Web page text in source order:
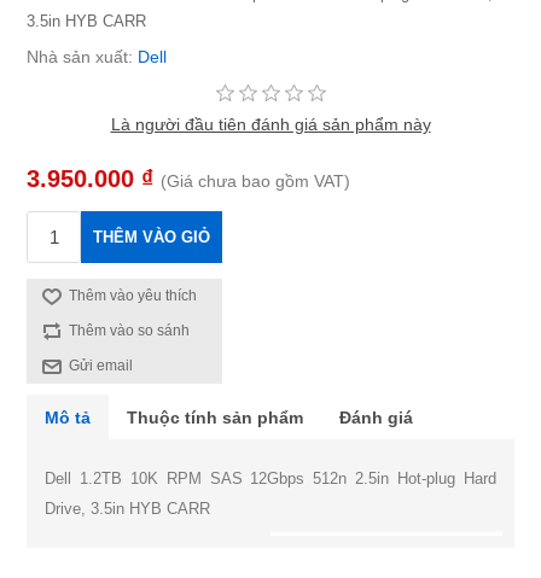
3.5in HYB CARR
Nhà sản xuất: Dell
Là người đầu tiên đánh giá sản phẩm này
3.950.000 ₫ (Giá chưa bao gồm VAT)
THÊM VÀO GIỎ
Thêm vào yêu thích
Thêm vào so sánh
Gửi email
Mô tả Thuộc tính sản phẩm Đánh giá
Dell 1.2TB 10K RPM SAS 12Gbps 512n 2.5in Hot-plug Hard
Drive, 3.5in HYB CARR